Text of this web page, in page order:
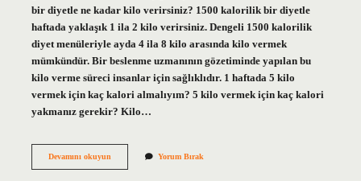
bir diyetle ne kadar kilo verirsiniz? 1500 kalorilik bir diyetle
haftada yaklaşık 1 ila 2 kilo verirsiniz. Dengeli 1500 kalorilik
diyet menüleriyle ayda 4 ila 8 kilo arasında kilo vermek
mümkündür. Bir beslenme uzmanının gözetiminde yapılan bu
kilo verme süreci insanlar için sağlıklıdır. 1 haftada 5 kilo
vermek için kaç kalori almalıyım? 5 kilo vermek için kaç kalori
yakmanız gerekir? Kilo…
Devamını okuyunGünde
Yorum Bırak